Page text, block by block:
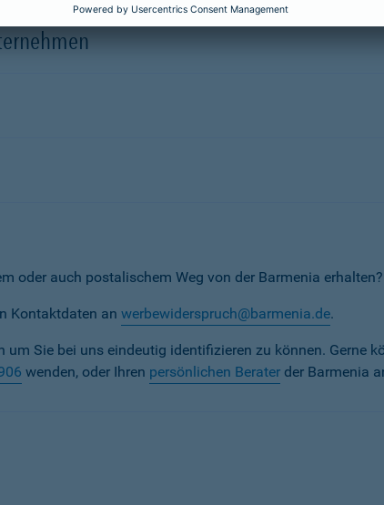
oder auch postalischem Weg von der Barmenia
Kontaktdaten an werbewiderspruch@barmenia.de.
Sie bei uns eindeutig identifizieren zu können. Gerne
wenden, oder Ihren persönlichen Berater der Barmenia